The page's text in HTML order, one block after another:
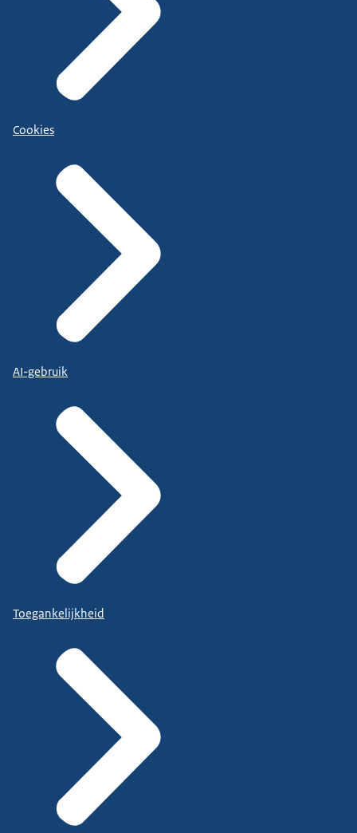
Cookies
AI-gebruik
Toegankelijkheid